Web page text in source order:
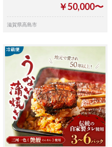
￥50,000〜
滋賀県高島市